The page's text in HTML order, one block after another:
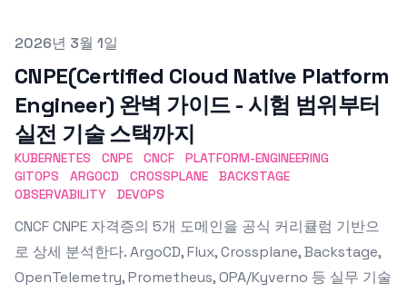
Published on
2026년 3월 1일
CNPE(Certified Cloud Native Platform
Engineer) 완벽 가이드 - 시험 범위부터
실전 기술 스택까지
KUBERNETES CNPE CNCF
PLATFORM-ENGINEERING
GITOPS
ARGOCD CROSSPLANE
BACKSTAGE
OBSERVABILITY
DEVOPS
CNCF CNPE 자격증의 5개 도메인을 공식 커리큘럼 기반으
로 상세 분석한다. ArgoCD, Flux, Crossplane, Backstage,
OpenTelemetry, Prometheus, OPA/Kyverno 등 실무 기술